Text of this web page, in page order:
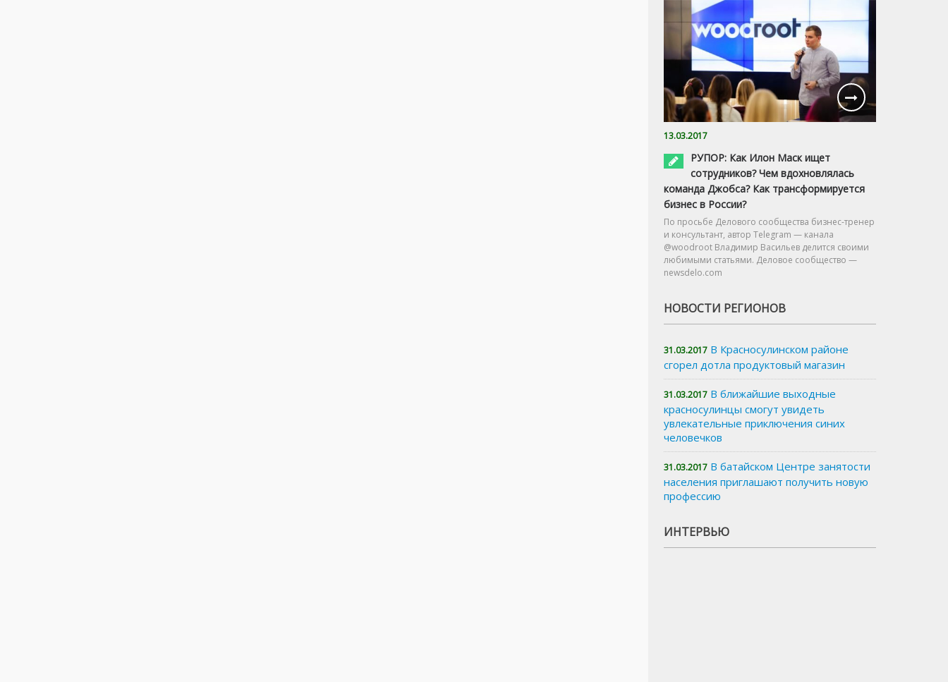
13.03.2017
РУПОР: Как Илон Маск ищет
сотрудников? Чем вдохновлялась
команда Джобса? Как трансформируется
бизнес в России?
По просьбе Делового сообщества бизнес-тренер
и консультант, автор Telegram — канала
@woodroot Владимир Васильев делится своими
любимыми статьями. Деловое сообщество —
newsdelo.com
НОВОСТИ РЕГИОНОВ
31.03.2017 В Красносулинском районе
сгорел дотла продуктовый магазин
31.03.2017 В ближайшие выходные
красносулинцы смогут увидеть
увлекательные приключения синих
человечков
31.03.2017 В батайском Центре занятости
населения приглашают получить новую
профессию
ИНТЕРВЬЮ